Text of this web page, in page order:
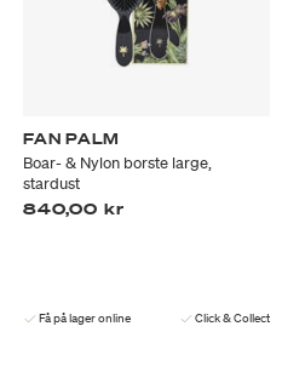
FAN PALM
Boar- & Nylon borste large,
stardust
840,00 kr
Få på lager online Click & Collect